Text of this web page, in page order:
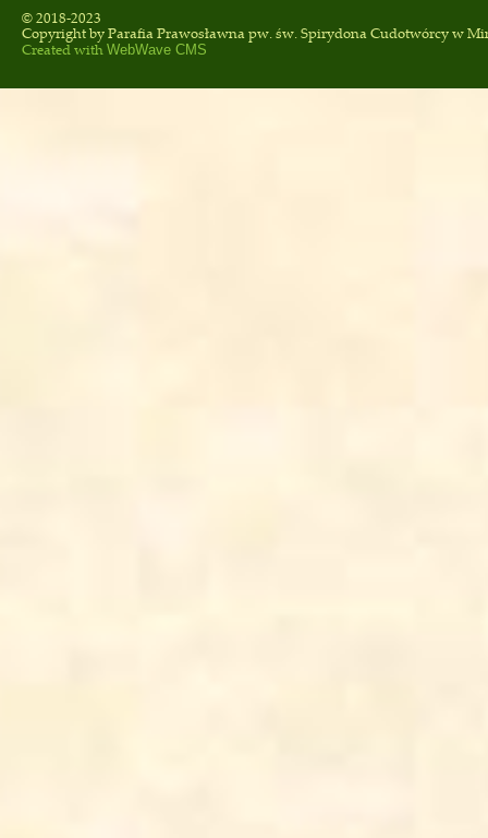
© 2018-2023
Copyright byParafia Prawosławna pw. św. Spirydona Cudotwórcyw
Created with WebWave CMS